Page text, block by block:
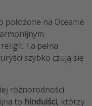
na Oceanie
Ta pełna
szybko czują się
różnorodności
to hinduiści, którzy